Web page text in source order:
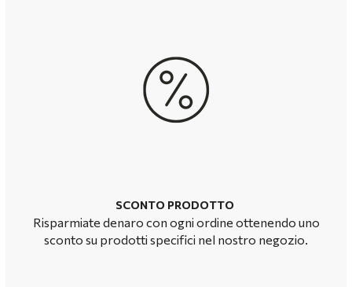
SCONTO PRODOTTO
Risparmiate denaro con ogni ordine ottenendo uno
sconto su prodotti specifici nel nostro negozio.